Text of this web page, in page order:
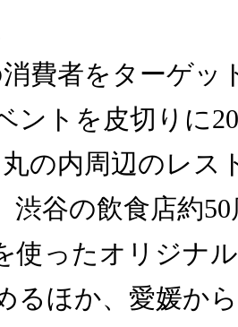
費者をターゲッ
ントを皮切りに
の内周辺のレス
渋谷の飲食店約
使ったオリジナ
るほか、愛媛か